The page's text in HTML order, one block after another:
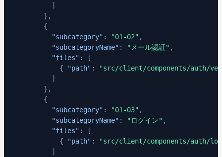
]
} ,
{
"subcategory" : "01-02" ,
"subcategoryName" : "メール認証" ,
"files" :
[
{
"path" :
"src/client/components/auth/
]
} ,
{
"subcategory" : "01-03" ,
"subcategoryName" : "ログイン" ,
"files" :
[
{
"path" :
"src/client/components/auth/
]